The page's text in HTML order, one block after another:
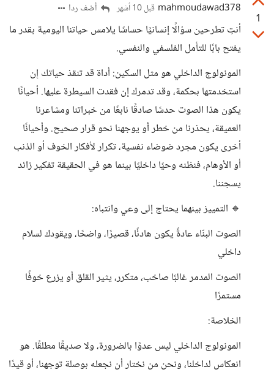
1
mahmoudawad378 قبل 10 أشهر أضف ردا
أنتِ تطرحين سؤالًا إنسانيًا حساسًا يلامس حياتنا اليومية بقدر ما
يفتح بابًا للتأمل الفلسفي والنفسي.
المونولوج الداخلي هو مثل السكين: أداة قد تنقذ حياتك إن
استخدمتها بحكمة، وقد تدمرك إن فقدت السيطرة عليها. أحيانًا
يكون هذا الصوت حدسًا صادقًا نابعًا من خبراتنا ومشاعرنا
العميقة، يحذرنا من خطر أو يوجهنا نحو قرار صحيح. وأحيانًا
أخرى يكون مجرد ضوضاء نفسية، تكرار لأفكار الخوف أو الذنب
أو الأوهام، فنظنه وحيًا داخليًا بينما هو في الحقيقة تفكير زائد
يسجننا.
🔹 التمييز بينهما يحتاج إلى وعي وانتباه:
الصوت البنّاء عادةً يكون هادئًا، قصيرًا، واضحًا، ويقودك لسلام
داخلي
الصوت المدمر غالبًا صاخب، متكرر، يثير القلق أو يزرع خوفًا
مستمرًا
الخلاصة:
المونولوج الداخلي ليس عدوًا بالضرورة، ولا صديقًا مطلقًا. هو
انعكاس لداخلنا، ونحن من نختار أن نجعله بوصلة توجهنا، أو قيدًا